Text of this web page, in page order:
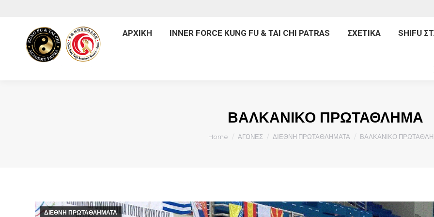
ΑΡΧΙΚΗ INNER FORCE KUNG FU & TAI CHI PATRAS ΣΧΕΤΙΚΑ SHIFU
ΒΑΛΚΑΝΙΚΟ ΠΡΩΤΑΘΛΗΜΑ
You are here:
Home ΑΓΩΝΕΣ ΔΙΕΘΝΗ ΠΡΩΤΑΘΛΗΜΑΤΑ ΒΑΛΚΑΝΙΚΟ
ΔΙΕΘΝΗ ΠΡΩΤΑΘΛΗΜΑΤΑ